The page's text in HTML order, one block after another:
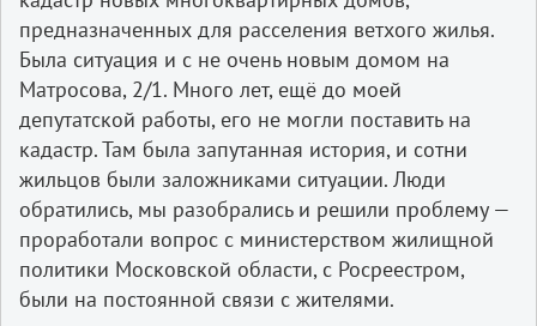
предназначенных для расселения ветхого жилья.
Была ситуация и с не очень новым домом на
Матросова, 2/1. Много лет, ещё до моей
депутатской работы, его не могли поставить на
кадастр. Там была запутанная история, и сотни
жильцов были заложниками ситуации. Люди
обратились, мы разобрались и решили проблему —
проработали вопрос с министерством жилищной
политики Московской области, с Росреестром,
были на постоянной связи с жителями.